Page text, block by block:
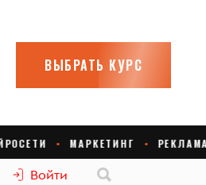
Войти